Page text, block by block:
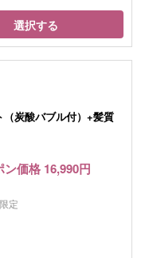
選択する
（炭酸バブル付）+髪質
ン価格 16,990円
定